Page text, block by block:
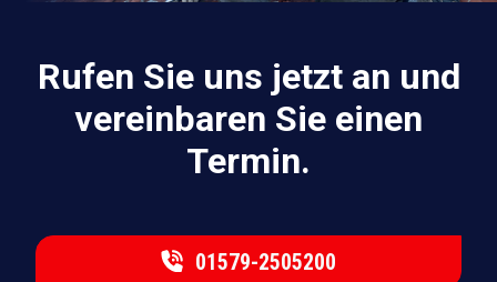
Rufen Sie uns jetzt an und
vereinbaren Sie einen
Termin.
01579-2505200